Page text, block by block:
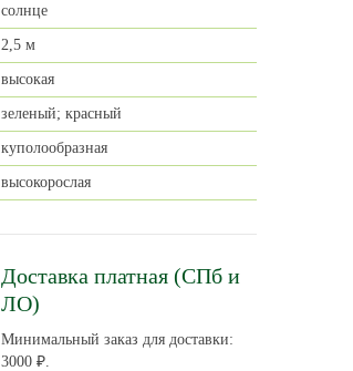
солнце
2,5 м
высокая
зеленый; красный
куполообразная
высокорослая
Доставка платная (СПб и
ЛО)
Минимальный заказ для доставки:
3000 ₽.